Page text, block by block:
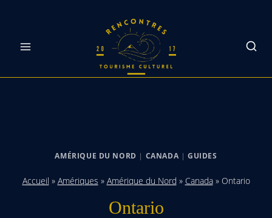
AMÉRIQUE DU NORD | CANADA |GUIDES
Accueil » Amériques » Amérique du Nord » Canada» Ontario
Ontario